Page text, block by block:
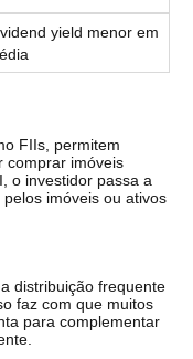
yield menor em
FIIs, permitem
comprar imóveis
o investidor passa a
imóveis ou ativos
distribuição frequente
faz com que muitos
para complementar